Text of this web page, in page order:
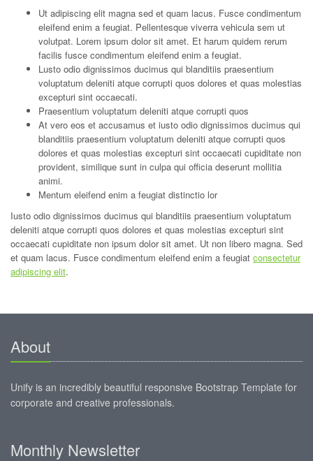
Ut adipiscing elit magna sed et quam lacus. Fusce condimentum
eleifend enim a feugiat. Pellentesque viverra vehicula sem ut
volutpat. Lorem ipsum dolor sit amet. Et harum quidem rerum
facilis fusce condimentum eleifend enim a feugiat.
Lusto odio dignissimos ducimus qui blanditiis praesentium
voluptatum deleniti atque corrupti quos dolores et quas molestias
excepturi sint occaecati.
Praesentium voluptatum deleniti atque corrupti quos
At vero eos et accusamus et iusto odio dignissimos ducimus qui
blanditiis praesentium voluptatum deleniti atque corrupti quos
dolores et quas molestias excepturi sint occaecati cupiditate non
provident, similique sunt in culpa qui officia deserunt mollitia
animi.
Mentum eleifend enim a feugiat distinctio lor
Iusto odio dignissimos ducimus qui blanditiis praesentium voluptatum
deleniti atque corrupti quos dolores et quas molestias excepturi sint
occaecati cupiditate non ipsum dolor sit amet. Ut non libero magna. Sed
et quam lacus. Fusce condimentum eleifend enim a feugiat consectetur
adipiscing elit.
About
Unify is an incredibly beautiful responsive Bootstrap Template for
corporate and creative professionals.
Monthly Newsletter